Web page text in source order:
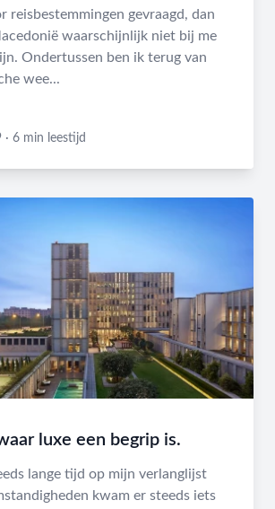
reisbestemmingen gevraagd, dan
waarschijnlijk niet bij me
Ondertussen ben ik terug van
wee...
· 6 min leestijd
luxe een begrip is.
lange tijd op mijn verlanglijst
kwam er steeds iets